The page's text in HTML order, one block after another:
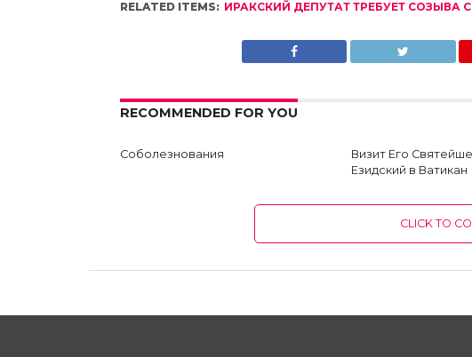
RELATED ITEMS: ИРАКСКИЙ ДЕПУТАТ ТРЕБУЕТ СОЗЫВА
RECOMMENDED FOR YOU
Соболезнования
Визит Его
Езидский в Ватикан
CLICK TO